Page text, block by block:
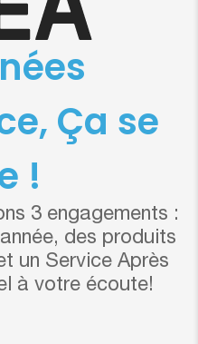
Ça se
!
3 engagements :
des produits
un Service Après
à votre écoute!